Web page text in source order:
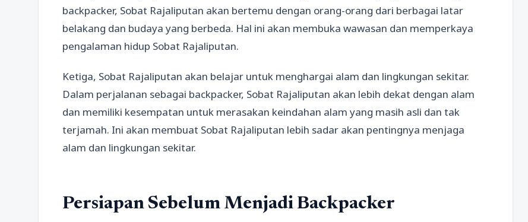
backpacker, Sobat Rajaliputan akan bertemu dengan orang-orang dari berbagai latar
belakang dan budaya yang berbeda. Hal ini akan membuka wawasan dan memperkaya
pengalaman hidup Sobat Rajaliputan.
Ketiga, Sobat Rajaliputan akan belajar untuk menghargai alam dan lingkungan sekitar.
Dalam perjalanan sebagai backpacker, Sobat Rajaliputan akan lebih dekat dengan alam
dan memiliki kesempatan untuk merasakan keindahan alam yang masih asli dan tak
terjamah. Ini akan membuat Sobat Rajaliputan lebih sadar akan pentingnya menjaga
alam dan lingkungan sekitar.
Persiapan Sebelum Menjadi Backpacker